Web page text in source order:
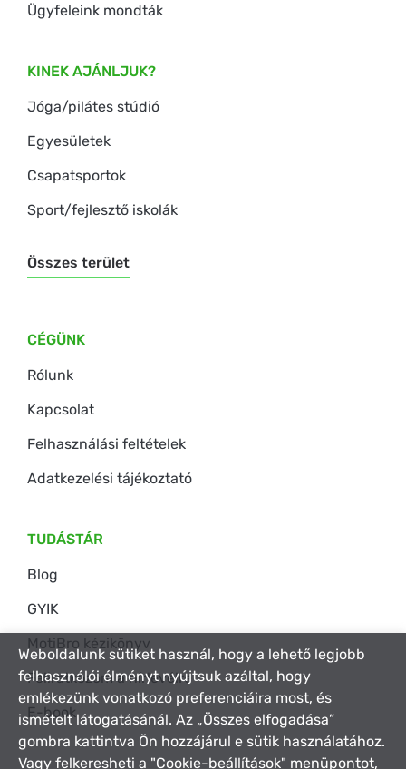
Ügyfeleink mondták
KINEK AJÁNLJUK?
Jóga/pilátes stúdió
Egyesületek
Csapatsportok
Sport/fejlesztő iskolák
Összes terület
CÉGÜNK
Rólunk
Kapcsolat
Felhasználási feltételek
Adatkezelési tájékoztató
TUDÁSTÁR
Blog
GYIK
MotiBro kézikönyv
Feliratkozom a hírlevélre
E-book
Weboldalunk sütiket használ, hogy a lehető legjobb
felhasználói élményt nyújtsuk azáltal, hogy
emlékezünk vonatkozó preferenciáira most, és
ismételt látogatásánál. Az „Összes elfogadása”
gombra kattintva Ön hozzájárul e sütik használatához.
Vagy felkeresheti a "Cookie-beállítások" menüpontot,